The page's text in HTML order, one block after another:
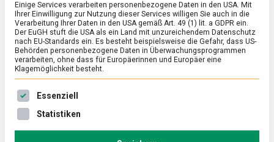
ERNÄHRUNG & GESUNDHEIT /FEATURED/WISSEN
Reine Geschmackssache
22. April 2022 Johannes
Reine
„Bäh!“ – nicht nur kleine Kinder mäkeln oft am Essen
herum, sondern auch viele Erwachsene pflegen
Einige Services verarbeiten personenbezogene Daten in den USA. Mit
Ihrer Einwilligung zur Nutzung dieser Services willigen Sie auch in die
Verarbeitung Ihrer Daten in den USA gemäß Art. 49 (1) lit. a GDPR ein.
Der EuGH stuft die USA als ein Land mit unzureichendem Datenschutz
nach EU-Standards ein. Es besteht beispielsweise die Gefahr, dass US-
Behörden personenbezogene Daten in Überwachungsprogrammen
verarbeiten, ohne dass für Europäerinnen und Europäer eine
Klagemöglichkeit besteht.
Es folgt eine Liste der Service-Gruppen, für die eine
Essenziell
Statistiken